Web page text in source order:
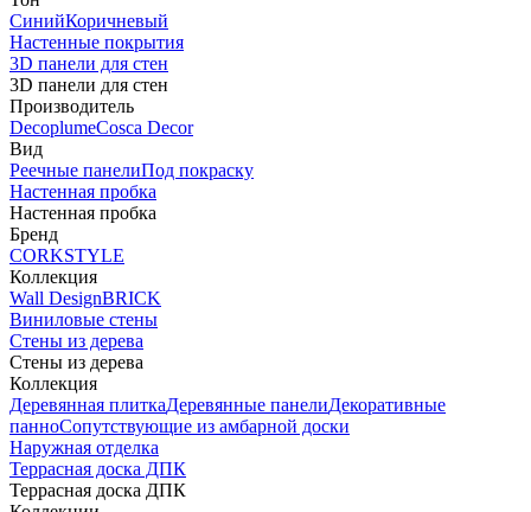
СинийКоричневый
Настенные покрытия
3D панели для стен
3D панели для стен
Производитель
DecoplumeCosca Decor
Вид
Реечные панелиПод покраску
Настенная пробка
Настенная пробка
Бренд
CORKSTYLE
Коллекция
Wall DesignBRICK
Виниловые стены
Стены из дерева
Стены из дерева
Коллекция
Деревянная плиткаДеревянные панелиДекоративные
панноСопутствующие из амбарной доски
Наружная отделка
Террасная доска ДПК
Террасная доска ДПК